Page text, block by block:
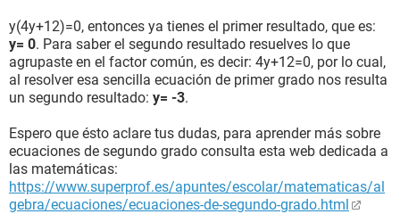
y(4y+12)=0, entonces ya tienes el primer resultado, que es:
y= 0. Para saber el segundo resultado resuelves lo que
agrupaste en el factor común, es decir: 4y+12=0, por lo cual,
al resolver esa sencilla ecuación de primer grado nos resulta
un segundo resultado: y= -3.
Espero que ésto aclare tus dudas, para aprender más sobre
ecuaciones de segundo grado consulta esta web dedicada a
las matemáticas:
https://www.superprof.es/apuntes/escolar/matematicas/al
gebra/ecuaciones/ecuaciones-de-segundo-grado.html